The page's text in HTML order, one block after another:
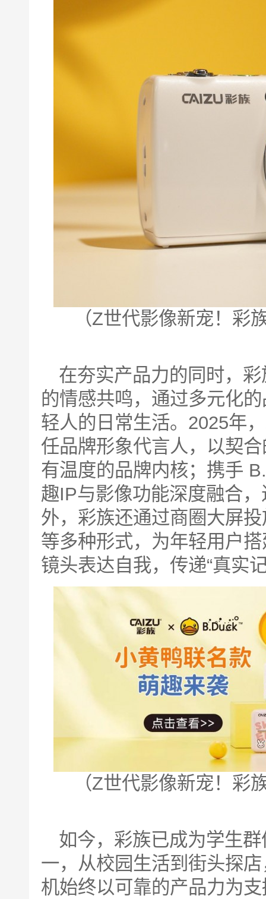
（Z世代影像新宠！彩
在夯实产品力的同时，
的情感共鸣，通过多元化
轻人的日常生活。2025年
任品牌形象代言人，以契
有温度的品牌内核；携手
趣IP与影像功能深度融合
外，彩族还通过商圈大屏
等多种形式，为年轻用户
镜头表达自我，传递“真实
（Z世代影像新宠！彩
如今，彩族已成为学生
一，从校园生活到街头探
机始终以可靠的产品力为